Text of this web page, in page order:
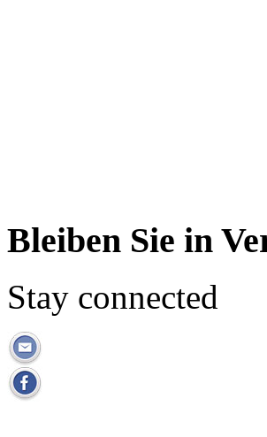
Bleiben Sie in
Stay connected